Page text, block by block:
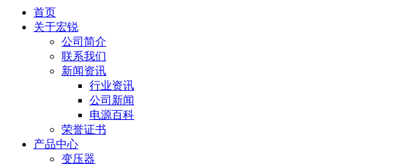
首页
关于宏锐
公司简介
联系我们
新闻资讯
行业资讯
公司新闻
电源百科
荣誉证书
产品中心
变压器